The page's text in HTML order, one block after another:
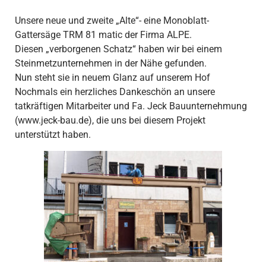
Unsere neue und zweite „Alte“- eine Monoblatt-
Gattersäge TRM 81 matic der Firma ALPE.
Diesen „verborgenen Schatz“ haben wir bei einem
Steinmetzunternehmen in der Nähe gefunden.
Nun steht sie in neuem Glanz auf unserem Hof
Nochmals ein herzliches Dankeschön an unsere
tatkräftigen Mitarbeiter und Fa. Jeck Bauunternehmung
(www.jeck-bau.de), die uns bei diesem Projekt
unterstützt haben.